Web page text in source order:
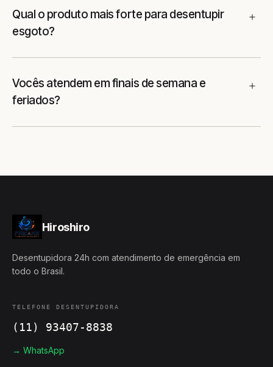
Qual o produto mais forte para desentupir
esgoto?
Vocês atendem em finais de semana e
feriados?
Hiroshiro
Desentupidora 24h com atendimento de emergência em
todo o Brasil.
TELEFONE DESENTUPIDORA
(11) 93407-8838
→ WhatsApp